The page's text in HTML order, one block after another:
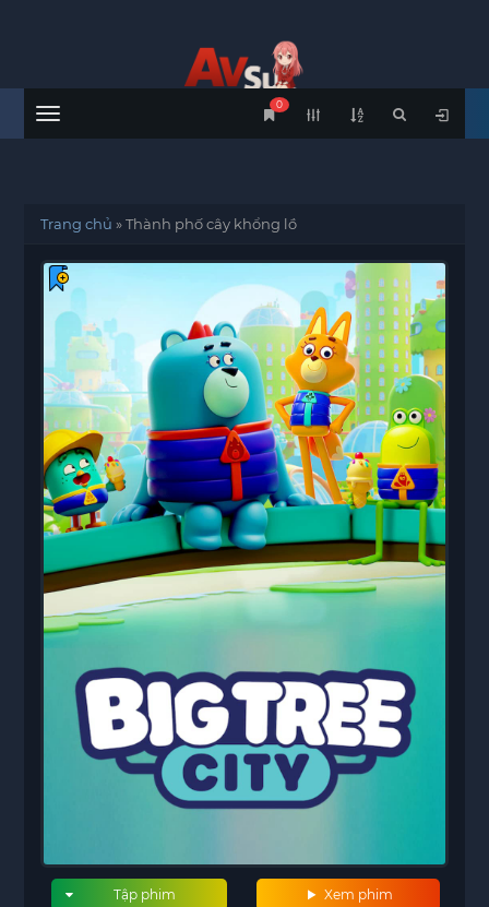
Menu
0
Trang chủ »Thành phố cây khổng lồ
Xem phim
Tập phim